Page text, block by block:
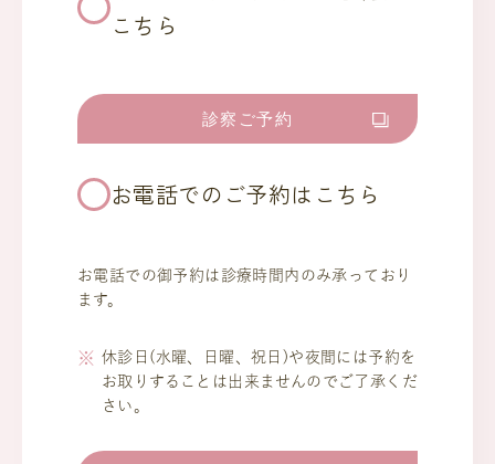
こちら
診察ご予約
お電話でのご予約はこちら
お電話での御予約は診療時間内のみ承っており
ます。
休診日(水曜、日曜、祝日)や夜間には予約を
お取りすることは出来ませんのでご了承くだ
さい。